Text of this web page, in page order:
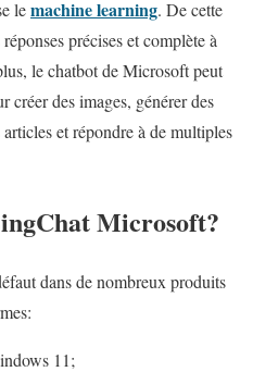
lemachine learning. De cette
précises et complète à
le chatbot de Microsoft peut
créer des images, générer des
et répondre à de multiples
Microsoft?
dans de nombreux produits
11;